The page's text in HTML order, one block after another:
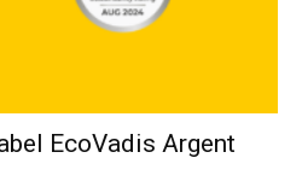
EcoVadis Argent